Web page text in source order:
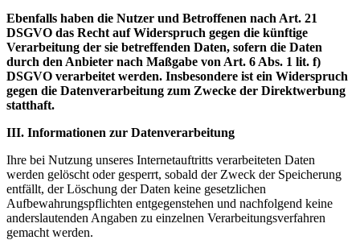
Ebenfalls haben die Nutzer und Betroffenen nach Art. 21
DSGVO das Recht auf Widerspruch gegen die künftige
Verarbeitung der sie betreffenden Daten, sofern die Daten
durch den Anbieter nach Maßgabe von Art. 6 Abs. 1 lit. f)
DSGVO verarbeitet werden. Insbesondere ist ein Widerspruch
gegen die Datenverarbeitung zum Zwecke der Direktwerbung
statthaft.
III. Informationen zur Datenverarbeitung
Ihre bei Nutzung unseres Internetauftritts verarbeiteten Daten
werden gelöscht oder gesperrt, sobald der Zweck der Speicherung
entfällt, der Löschung der Daten keine gesetzlichen
Aufbewahrungspflichten entgegenstehen und nachfolgend keine
anderslautenden Angaben zu einzelnen Verarbeitungsverfahren
gemacht werden.